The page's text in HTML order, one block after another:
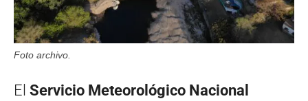
Foto archivo.
El Servicio Meteorológico Nacional